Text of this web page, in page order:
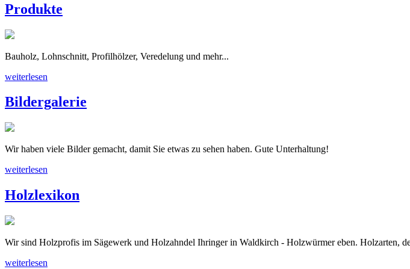
Produkte
Bauholz, Lohnschnitt, Profilhölzer, Veredelung und mehr...
weiterlesen
Bildergalerie
Wir haben viele Bilder gemacht, damit Sie etwas zu sehen haben. Gute Unterhaltung!
weiterlesen
Holzlexikon
Wir sind Holzprofis im Sägewerk und Holzahndel Ihringer in Waldkirch - Holzwürmer eben. Holzarten,
weiterlesen